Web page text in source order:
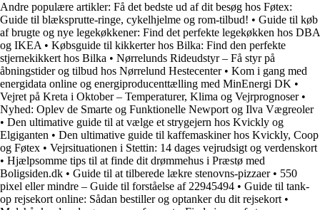
Andre populære artikler: Få det bedste ud af dit besøg hos Føtex:
Guide til blæksprutte-ringe, cykelhjelme og rom-tilbud! • Guide til køb
af brugte og nye legekøkkener: Find det perfekte legekøkken hos DBA
og IKEA • Købsguide til kikkerter hos Bilka: Find den perfekte
stjernekikkert hos Bilka • Nørrelunds Rideudstyr – Få styr på
åbningstider og tilbud hos Nørrelund Hestecenter• Kom i gang med
energidata online og energiproducenttælling med MinEnergi DK •
Vejret på Kreta i Oktober – Temperaturer, Klima og Vejrprognoser•
Nyhed: Oplev de Smarte og Funktionelle Newport og Ilva Vægreoler
• Den ultimative guide til at vælge et strygejern hos Kvickly og
Elgiganten • Den ultimative guide til kaffemaskiner hos Kvickly, Coop
og Føtex • Vejrsituationen i Stettin: 14 dages vejrudsigt og verdenskort
• Hjælpsomme tips til at finde dit drømmehus i Præstø med
Boligsiden.dk • Guide til at tilberede lækre stenovns-pizzaer• 550
pixel eller mindre – Guide til forståelse af 22945494 • Guide til tank-
op rejsekort online: Sådan bestiller og optanker du dit rejsekort •